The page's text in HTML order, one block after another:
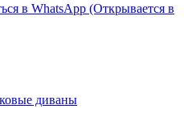
в WhatsApp (Открывается в
диваны